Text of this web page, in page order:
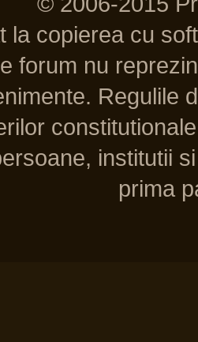
la copierea cu
forum nu
Regulile
institutii
prima